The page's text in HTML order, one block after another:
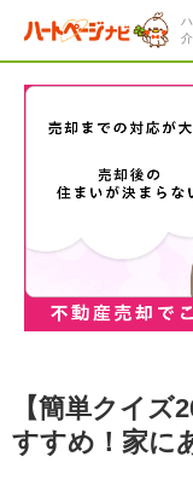
【簡単クイズ
すすめ！家に